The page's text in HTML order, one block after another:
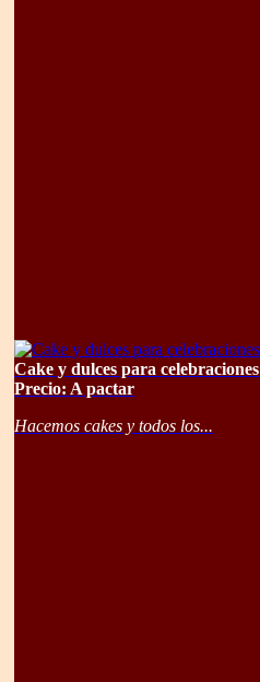
Cake y dulces para celebraciones
Precio: A pactar
Hacemos cakes y todos los...